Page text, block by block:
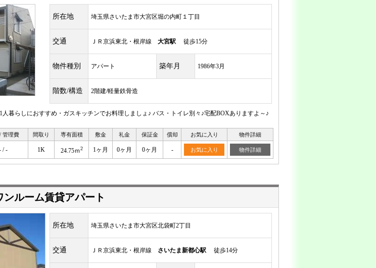
所在地 埼玉県さいたま市大宮区堀の内町１丁目
交通 ＪＲ京浜東北・根岸線 大宮駅 徒歩15分
物件種別 アパート 築年月 1986年3月
階数/構造 2階建/軽量鉄骨造
暮らしにおすすめ・ガスキッチンでお料理しましょ♪ バス・トイレ別々♪宅配BOXありますよ～♪
管理費 間取り 専有面積 敷金 礼金 保証金 償却 お気に入り 物件詳細
/ - 1K 24.75ｍ2 1ヶ月 0ヶ月 0ヶ月 - お気に入り 物件詳細
ルーム賃貸アパート
所在地 埼玉県さいたま市大宮区北袋町2丁目
交通 ＪＲ京浜東北・根岸線 さいたま新都心駅 徒歩14分